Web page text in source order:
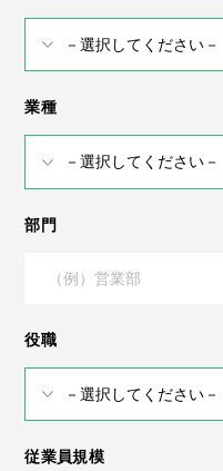
業種
部門
役職
従業員規模